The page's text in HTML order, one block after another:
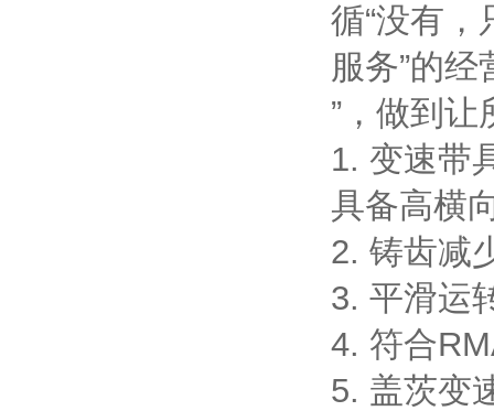
循“没有，
服务”的
”，做到
1. 变速带
具备高横
2. 铸齿减
3. 平滑运
4. 符合
5. 盖茨变